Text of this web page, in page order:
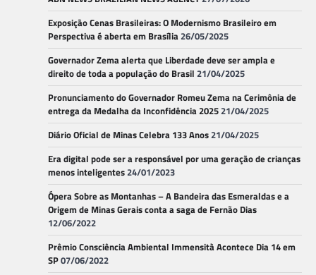
Exposição Cenas Brasileiras: O Modernismo Brasileiro em
Perspectiva é aberta em Brasília26/05/2025
Governador Zema alerta que Liberdade deve ser ampla e
direito de toda a população do Brasil 21/04/2025
Pronunciamento do Governador Romeu Zema na Cerimônia de
entrega da Medalha da Inconfidência 202521/04/2025
Diário Oficial de Minas Celebra 133 Anos21/04/2025
Era digital pode ser a responsável por uma geração de crianças
menos inteligentes24/01/2023
Ópera Sobre as Montanhas – A Bandeira das Esmeraldas e a
Origem de Minas Gerais conta a saga de Fernão Dias
12/06/2022
Prêmio Consciência Ambiental Immensità Acontece Dia 14 em
SP07/06/2022